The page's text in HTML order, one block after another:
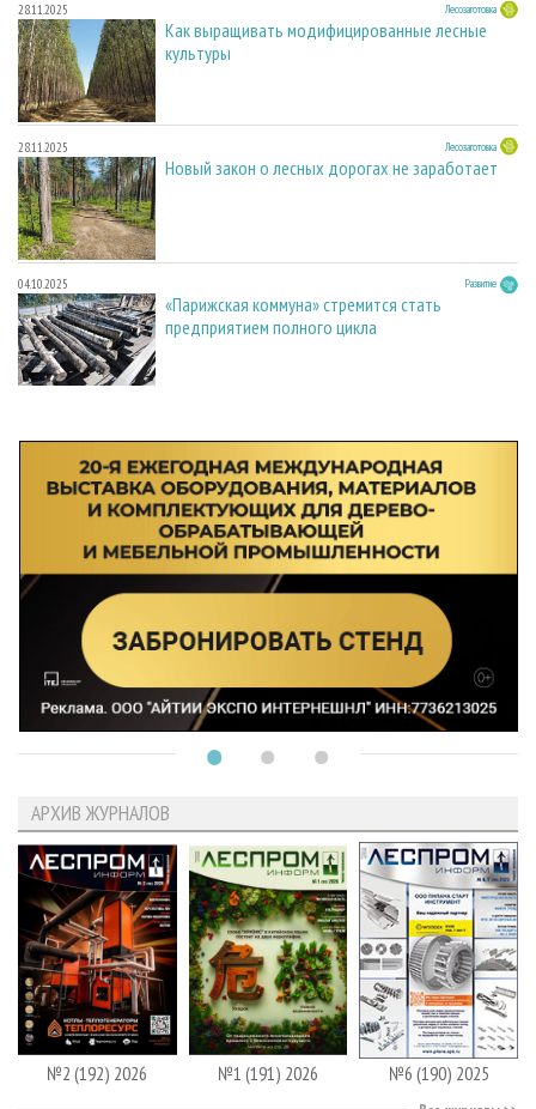
28.11.2025 Лесозаготовка
Как выращивать модифицированные лесные
культуры
28.11.2025 Лесозаготовка
Новый закон о лесных дорогах не заработает
04.10.2025 Развитие
«Парижская коммуна» стремится стать
предприятием полного цикла
АРХИВ ЖУРНАЛОВ
№2 (192) 2026 №1 (191) 2026 №6 (190) 2025